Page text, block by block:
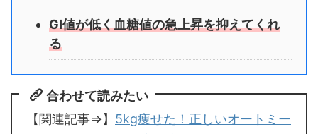
GI値が低く血糖値の急上昇を抑えてくれ
る
合わせて読みたい
【関連記事⇒】 5kg痩せた！正しいオートミー